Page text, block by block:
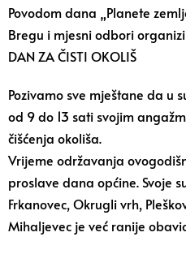
Povodom dana „Planete
Bregu i mjesni odbori
DAN ZA ČISTI OKOLIŠ
Pozivamo sve mještane da u
od 9 do 13 sati svojim
čišćenja okoliša.
Vrijeme održavanja
proslave dana općine. Svoje
Frkanovec, Okrugli vrh,
Mihaljevec je već ranije